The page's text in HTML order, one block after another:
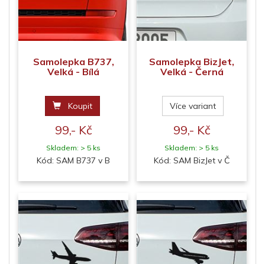
Samolepka B737,
Velká - Bílá
Koupit
99,- Kč
Skladem: > 5 ks
Kód: SAM B737 v B
Samolepka BizJet,
Velká - Černá
Více variant
99,- Kč
Skladem: > 5 ks
Kód: SAM BizJet v Č